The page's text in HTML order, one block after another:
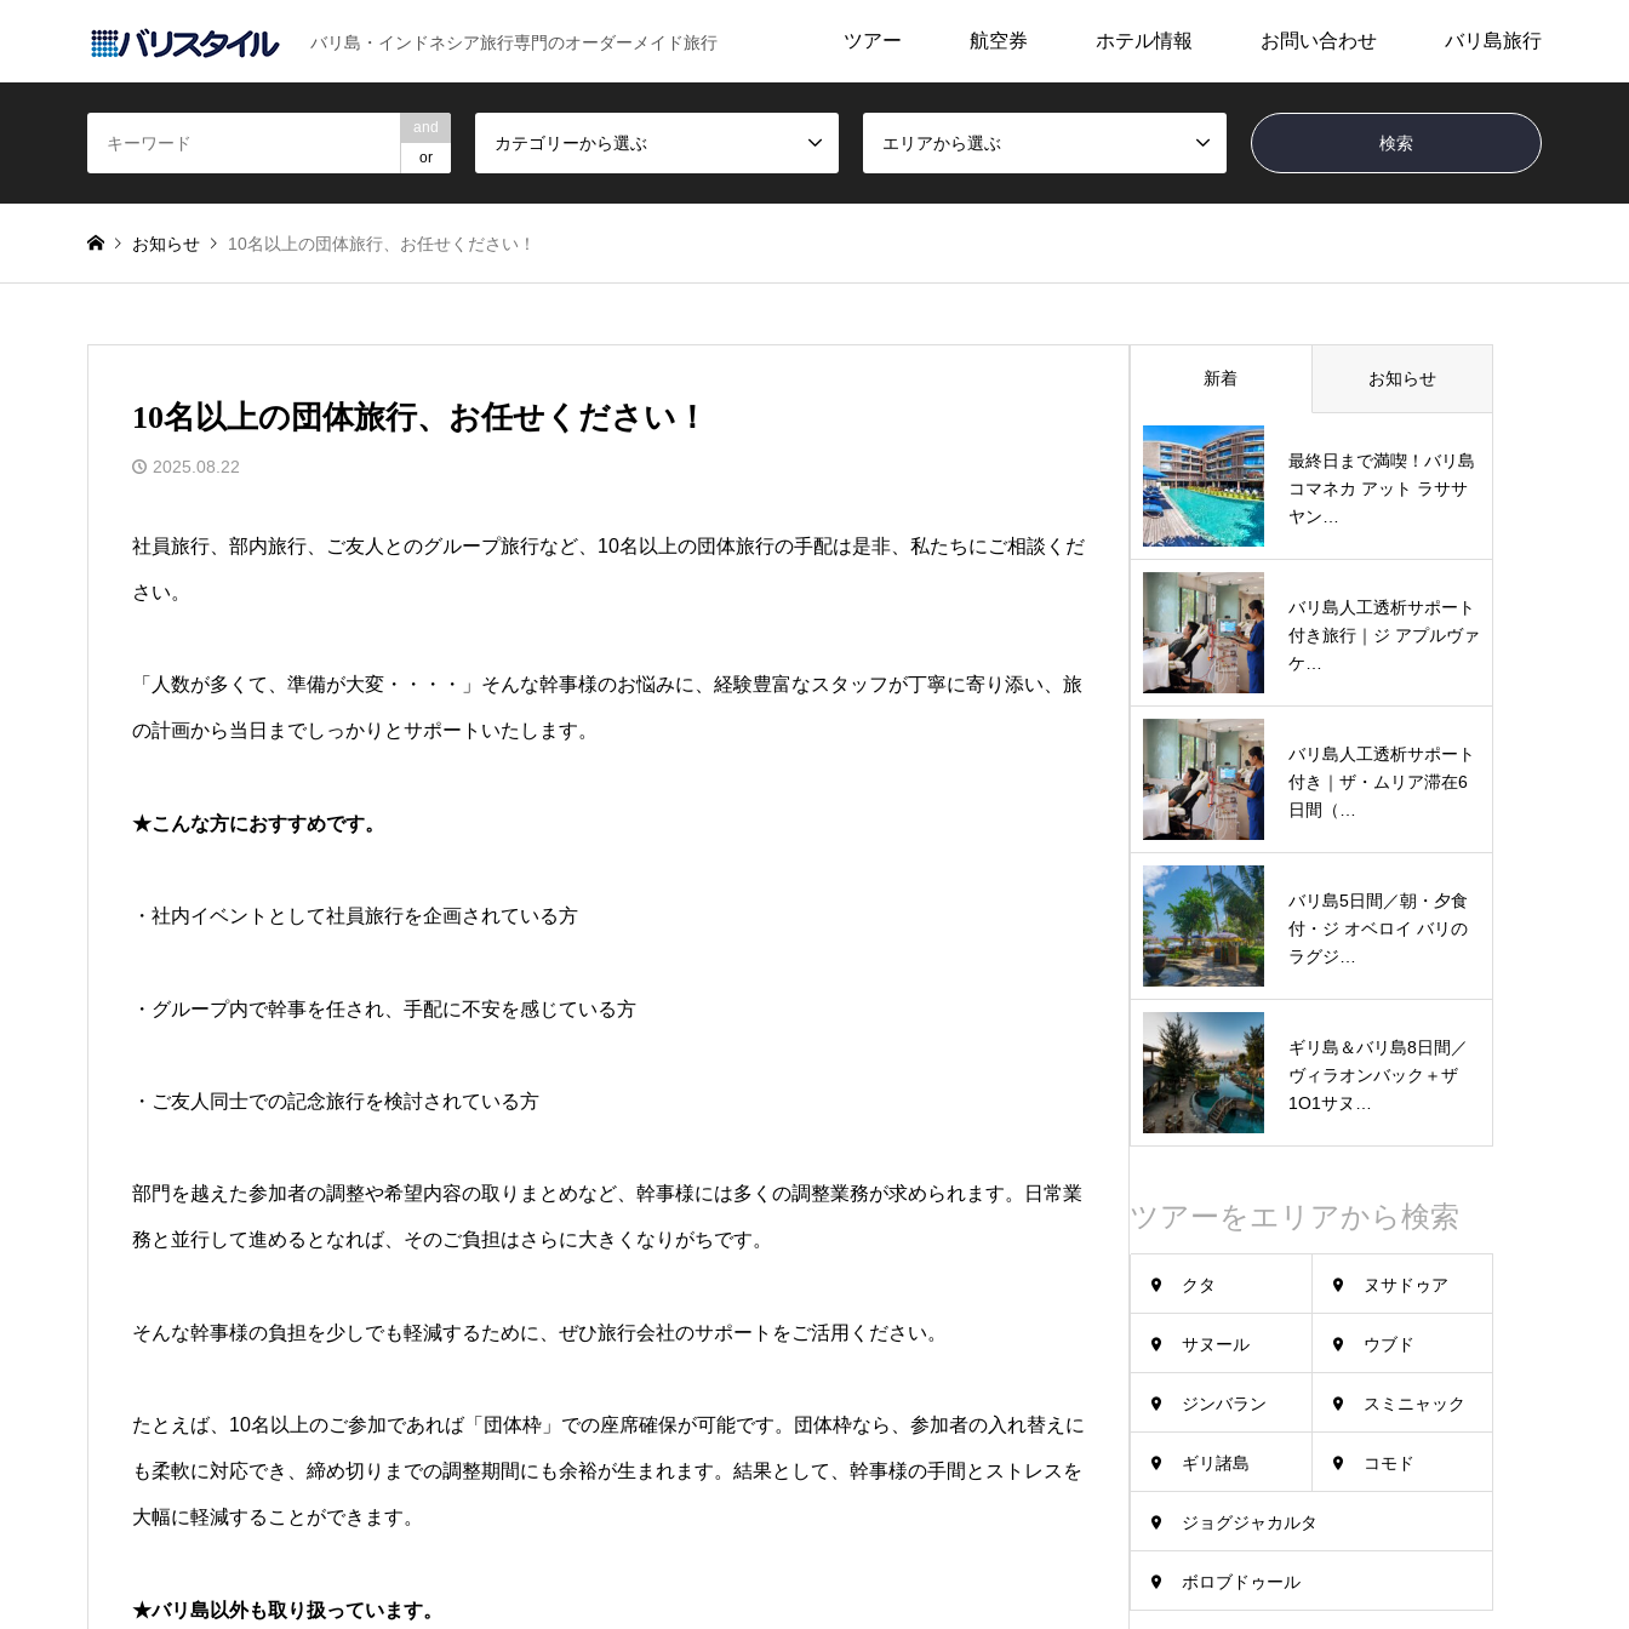
バリ島・インドネシア旅行専門のオーダーメイド旅行 ツアー 航空券 ホテル情報 お問い合わせ バリ島旅行
and
or
カテゴリーから選ぶ エリアから選ぶ
お知らせ 10名以上の団体旅行、お任せください！
10名以上の団体旅行、お任せください！
2025.08.22
社員旅行、部内旅行、ご友人とのグループ旅行など、10名以上の団体旅行の手配は是非、私たちにご相談くだ
さい。
「人数が多くて、準備が大変・・・・」そんな幹事様のお悩みに、経験豊富なスタッフが丁寧に寄り添い、旅
の計画から当日までしっかりとサポートいたします。
★こんな方におすすめです。
・社内イベントとして社員旅行を企画されている方
・グループ内で幹事を任され、手配に不安を感じている方
・ご友人同士での記念旅行を検討されている方
部門を越えた参加者の調整や希望内容の取りまとめなど、幹事様には多くの調整業務が求められます。日常業
務と並行して進めるとなれば、そのご負担はさらに大きくなりがちです。
そんな幹事様の負担を少しでも軽減するために、ぜひ旅行会社のサポートをご活用ください。
たとえば、10名以上のご参加であれば「団体枠」での座席確保が可能です。団体枠なら、参加者の入れ替えに
も柔軟に対応でき、締め切りまでの調整期間にも余裕が生まれます。結果として、幹事様の手間とストレスを
大幅に軽減することができます。
★バリ島以外も取り扱っています。
新着 お知らせ
最終日まで満喫！バリ島
コマネカ アット ラササ
ヤン…
バリ島人工透析サポート
付き旅行｜ジ アプルヴァ
ケ…
バリ島人工透析サポート
付き｜ザ・ムリア滞在6
日間（…
バリ島5日間／朝・夕食
付・ジ オベロイ バリの
ラグジ…
ギリ島＆バリ島8日間／
ヴィラオンバック＋ザ
1O1サヌ…
ツアーをエリアから検索
クタ ヌサドゥア
サヌール ウブド
ジンバラン スミニャック
ギリ諸島 コモド
ジョグジャカルタ
ボロブドゥール